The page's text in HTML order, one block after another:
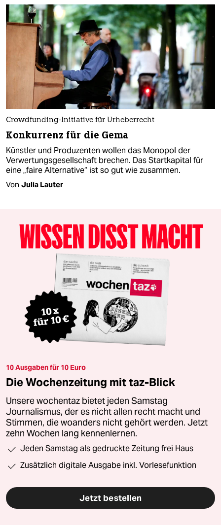
Crowdfunding-Initiative für Urheberrecht
Konkurrenz für die Gema
Künstler und Produzenten wollen das Monopol der
Verwertungsgesellschaft brechen. Das Startkapital für
eine „faire Alternative“ ist so gut wie zusammen.
Von Julia Lauter
10 Ausgaben für 10 Euro
Die Wochenzeitung mit taz-Blick
Unsere wochentaz bietet jeden Samstag
Journalismus, der es nicht allen recht macht und
Stimmen, die woanders nicht gehört werden. Jetzt
zehn Wochen lang kennenlernen.
Jeden Samstag als gedruckte Zeitung frei Haus
Zusätzlich digitale Ausgabe inkl. Vorlesefunktion
Jetzt bestellen